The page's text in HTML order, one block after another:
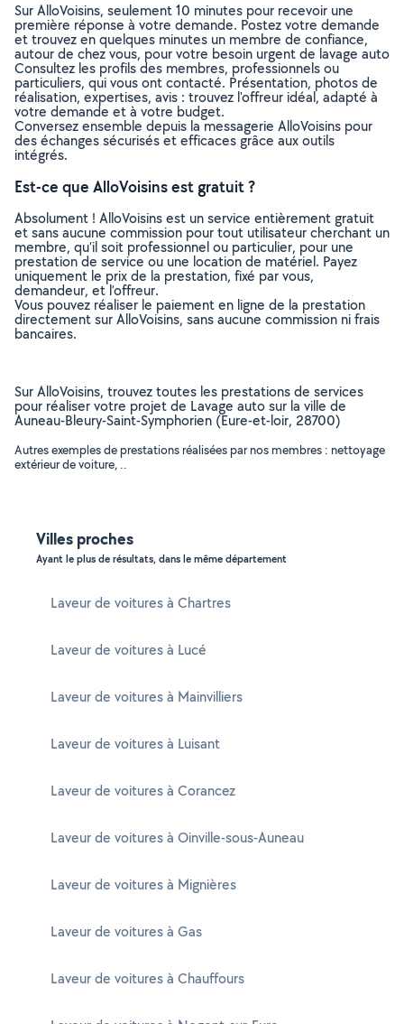
Sur AlloVoisins, seulement 10 minutes pour recevoir une
première réponse à votre demande. Postez votre demande
et trouvez en quelques minutes un membre de confiance,
autour de chez vous, pour votre besoin urgent de lavage auto
Consultez les profils des membres, professionnels ou
particuliers, qui vous ont contacté. Présentation, photos de
réalisation, expertises, avis : trouvez l'offreur idéal, adapté à
votre demande et à votre budget.
Conversez ensemble depuis la messagerie AlloVoisins pour
des échanges sécurisés et efficaces grâce aux outils
intégrés.
Est-ce que AlloVoisins est gratuit ?
Absolument ! AlloVoisins est un service entièrement gratuit
et sans aucune commission pour tout utilisateur cherchant un
membre, qu’il soit professionnel ou particulier, pour une
prestation de service ou une location de matériel. Payez
uniquement le prix de la prestation, fixé par vous,
demandeur, et l’offreur.
Vous pouvez réaliser le paiement en ligne de la prestation
directement sur AlloVoisins, sans aucune commission ni frais
bancaires.
Sur AlloVoisins, trouvez toutes les prestations de services
pour réaliser votre projet de Lavage auto sur la ville de
Auneau-Bleury-Saint-Symphorien (Eure-et-loir, 28700)
Autres exemples de prestations réalisées par nos membres : nettoyage
extérieur de voiture, ..
Villes proches
Ayant le plus de résultats, dans le même département
Laveur de voitures à Chartres
Laveur de voitures à Lucé
Laveur de voitures à Mainvilliers
Laveur de voitures à Luisant
Laveur de voitures à Corancez
Laveur de voitures à Oinville-sous-Auneau
Laveur de voitures à Mignières
Laveur de voitures à Gas
Laveur de voitures à Chauffours